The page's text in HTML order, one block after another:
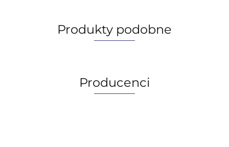
Produkty podobne
Producenci